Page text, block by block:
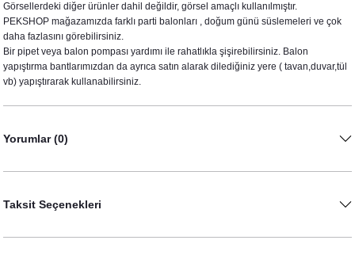
Görsellerdeki diğer ürünler dahil değildir, görsel amaçlı kullanılmıştır.
PEKSHOP mağazamızda farklı parti balonları , doğum günü süslemeleri ve çok
daha fazlasını görebilirsiniz.
Bir pipet veya balon pompası yardımı ile rahatlıkla şişirebilirsiniz. Balon
yapıştırma bantlarımızdan da ayrıca satın alarak dilediğiniz yere ( tavan,duvar,tül
vb) yapıştırarak kullanabilirsiniz.
Yorumlar (0)
Taksit Seçenekleri